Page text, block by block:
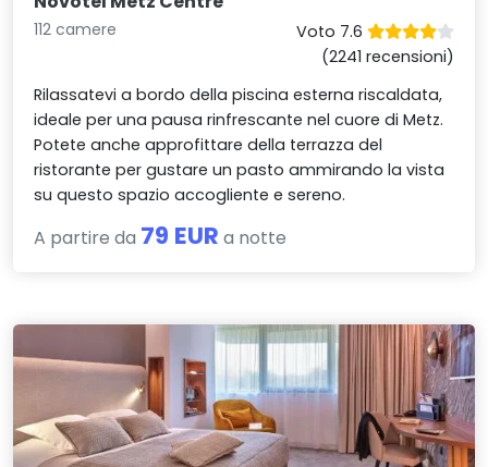
112 camere
Voto 7.6
(2241 recensioni)
Rilassatevi a bordo della piscina esterna riscaldata,
ideale per una pausa rinfrescante nel cuore di Metz.
Potete anche approfittare della terrazza del
ristorante per gustare un pasto ammirando la vista
su questo spazio accogliente e sereno.
A partire da 79 EUR a notte